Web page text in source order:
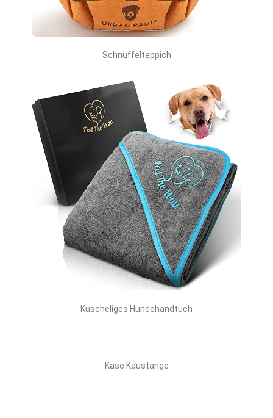
Schnüffelteppich
Kuscheliges Hundehandtuch
Käse Kaustange